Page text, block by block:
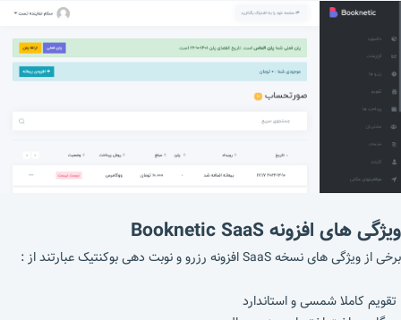
ویژگی های افزونه Booknetic SaaS
برخی از ویژگی های نسخه SaaS افزونه رزرو و نوبت دهی بوکنتیک عبارتند از :
تقویم کاملا شمسی و استاندارد